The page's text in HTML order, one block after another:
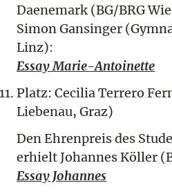
Daenemark (BG/BRG
Simon Gansinger
Linz):
Essay Marie-Antoinette
Platz: Cecilia Terrero
Liebenau, Graz)
Den Ehrenpreis des
erhielt Johannes Köller
Essay Johannes